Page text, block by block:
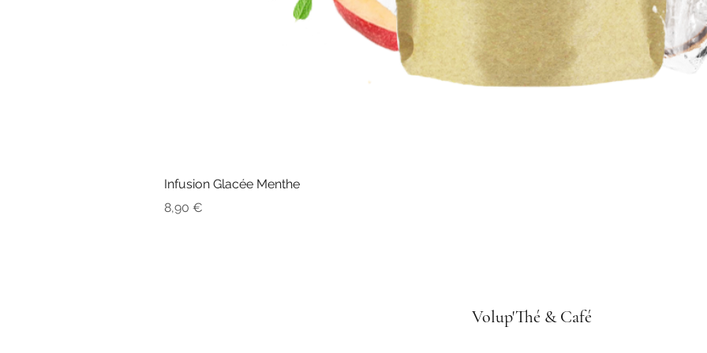
Infusion Glacée Menthe
Prix
8,90 €
Volup'Thé & Café